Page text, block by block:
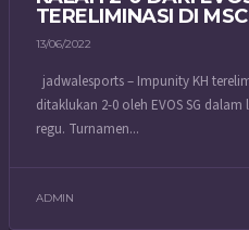
TERELIMINASI DI
13/06/2022
jadwalesports – Impunity KH
ditaklukan 2-0 oleh EVOS SG
regu. Turnamen...
ADMIN